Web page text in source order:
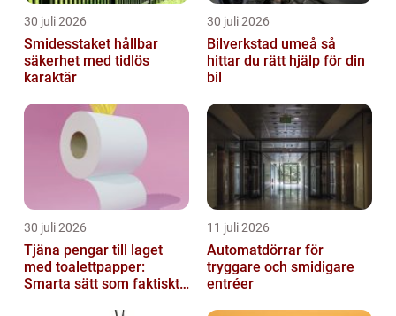
30 juli 2026
Smidesstaket hållbar
säkerhet med tidlös
karaktär
30 juli 2026
Bilverkstad umeå så
hittar du rätt hjälp för din
bil
30 juli 2026
Tjäna pengar till laget
med toalettpapper:
Smarta sätt som faktiskt
11 juli 2026
Automatdörrar för
tryggare och smidigare
entréer